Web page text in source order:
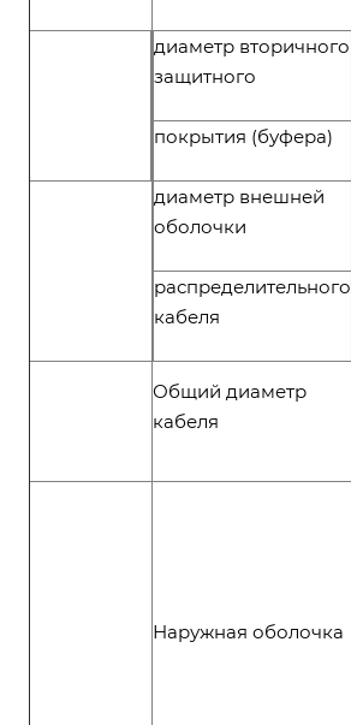
диаметр вторичного
защитного
покрытия (буфера)
диаметр внешней
оболочки
распределительного
кабеля
Общий диаметр
кабеля
Наружная оболочка